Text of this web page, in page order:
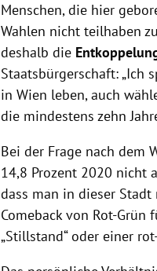
Menschen, die hier
Wahlen nicht teilhaben
deshalb die
Staatsbürgerschaft: „Ich
in Wien leben, auch
die mindestens zehn
Bei der Frage nach dem
14,8 Prozent 2020 nicht
dass man in dieser
Comeback von Rot-Grün
„Stillstand“ oder einer